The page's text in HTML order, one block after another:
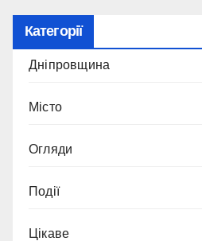
Категорії
Дніпровщина
Місто
Огляди
Події
Цікаве